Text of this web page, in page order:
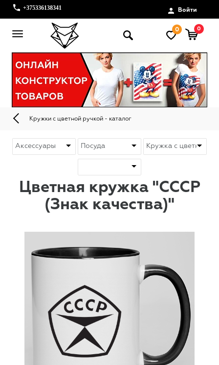
+375336138341 Войти
0 0
Кружки с цветной ручкой - каталог
Цветная кружка "СССР
(Знак качества)"